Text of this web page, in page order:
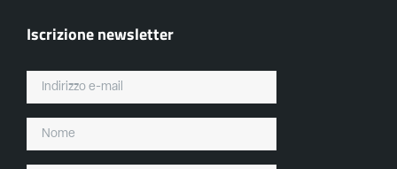
Iscrizione newsletter